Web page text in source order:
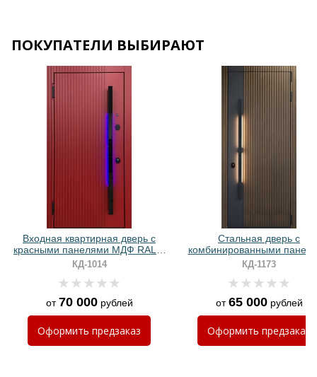
ПОКУПАТЕЛИ ВЫБИРАЮТ
Входная квартирная дверь с
красными панелями МДФ RAL и
бугельной ручкой с подсветкой
КД-1014
от70 000рублей
Оформить предзаказ
Стальная дверь с
комбинированными
МДФ и ручкой-скобой с
подсветкой
КД-1173
от65 000рублей
Оформить предзаказ